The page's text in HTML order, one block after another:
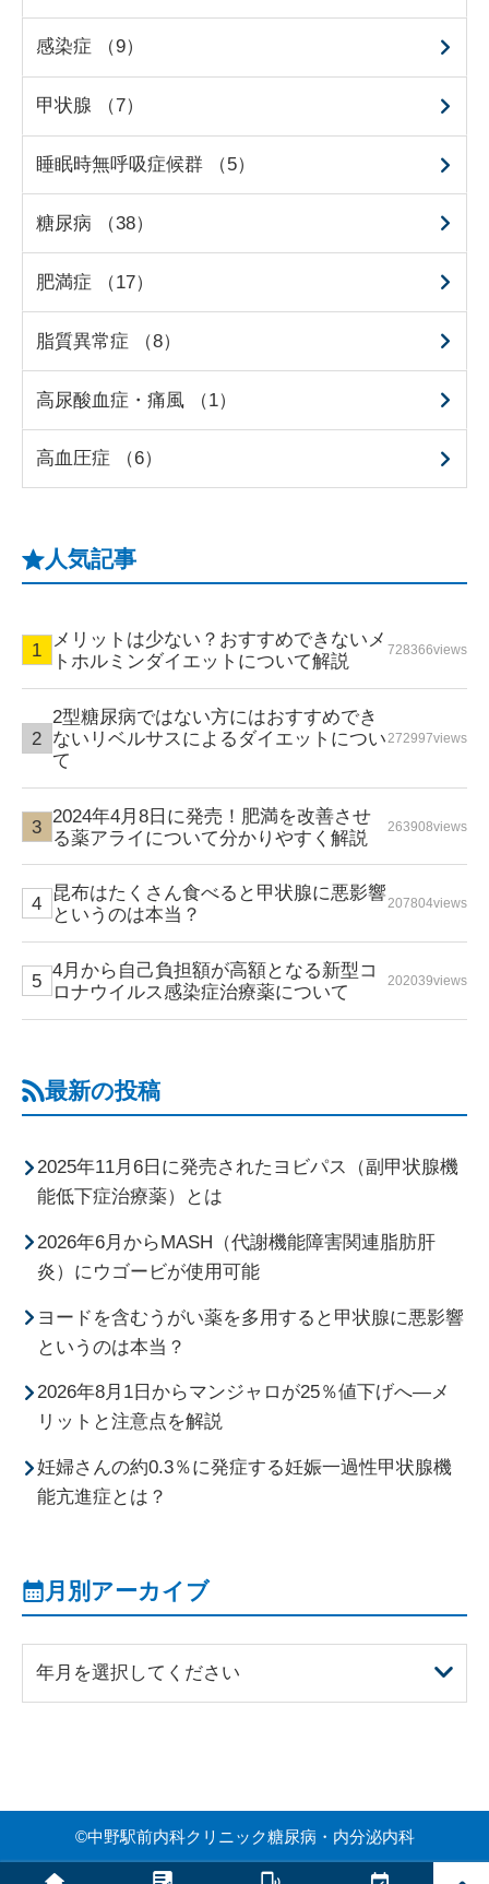
感染症 （9）
甲状腺 （7）
睡眠時無呼吸症候群 （5）
糖尿病 （38）
肥満症 （17）
脂質異常症 （8）
高尿酸血症・痛風 （1）
高血圧症 （6）
人気記事
メリットは少ない？おすすめできないメ
トホルミンダイエットについて解説
728366views
2型糖尿病ではない方にはおすすめでき
ないリベルサスによるダイエットについ
て
272997views
2024年4月8日に発売！肥満を改善させ
る薬アライについて分かりやすく解説
263908views
昆布はたくさん食べると甲状腺に悪影響
というのは本当？
207804views
4月から自己負担額が高額となる新型コ
ロナウイルス感染症治療薬について
202039views
最新の投稿
2025年11月6日に発売されたヨビパス（副甲状腺機
能低下症治療薬）とは
2026年6月からMASH（代謝機能障害関連脂肪肝
炎）にウゴービが使用可能
ヨードを含むうがい薬を多用すると甲状腺に悪影響
というのは本当？
2026年8月1日からマンジャロが25％値下げへ―メ
リットと注意点を解説
妊婦さんの約0.3％に発症する妊娠一過性甲状腺機
能亢進症とは？
月別アーカイブ
年月を選択してください
PAGE
©中野駅前内科クリニック糖尿病・内分泌内科